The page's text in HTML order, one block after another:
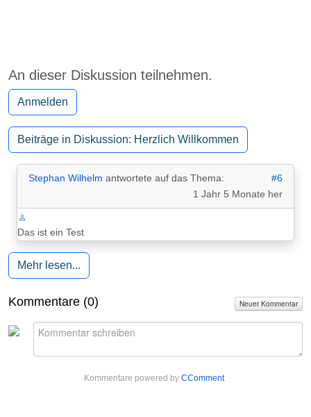
An dieser Diskussion teilnehmen.
Anmelden
Beiträge in Diskussion: Herzlich Willkommen
Stephan Wilhelm antwortete auf das Thema:
#6
1 Jahr 5 Monate her
Das ist ein Test
Mehr lesen...
Kommentare (0) Neuer Kommentar
Kommentare powered by CComment